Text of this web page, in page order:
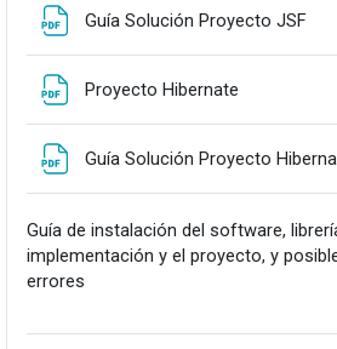
Guía Solución Proyecto JSF
Proyecto Hibernate
Guía Solución Proyecto
Guía de instalación del software,
implementación y el proyecto, y
errores